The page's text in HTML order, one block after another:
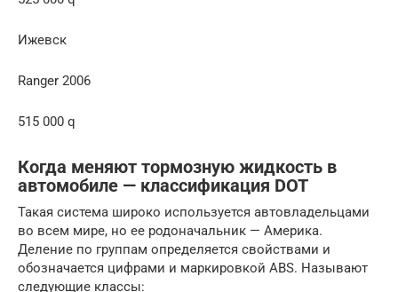
Ижевск
Ranger 2006
515 000 q
Когда меняют тормозную жидкость в
автомобиле — классификация DOT
Такая система широко используется автовладельцами
во всем мире, но ее родоначальник — Америка.
Деление по группам определяется свойствами и
обозначается цифрами и маркировкой ABS. Называют
следующие классы: